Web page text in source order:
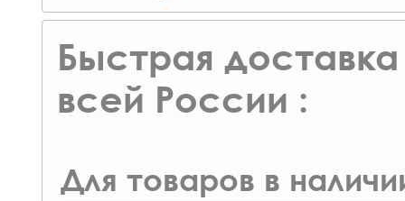
Быстрая доставка
всей России :
Для товаров в